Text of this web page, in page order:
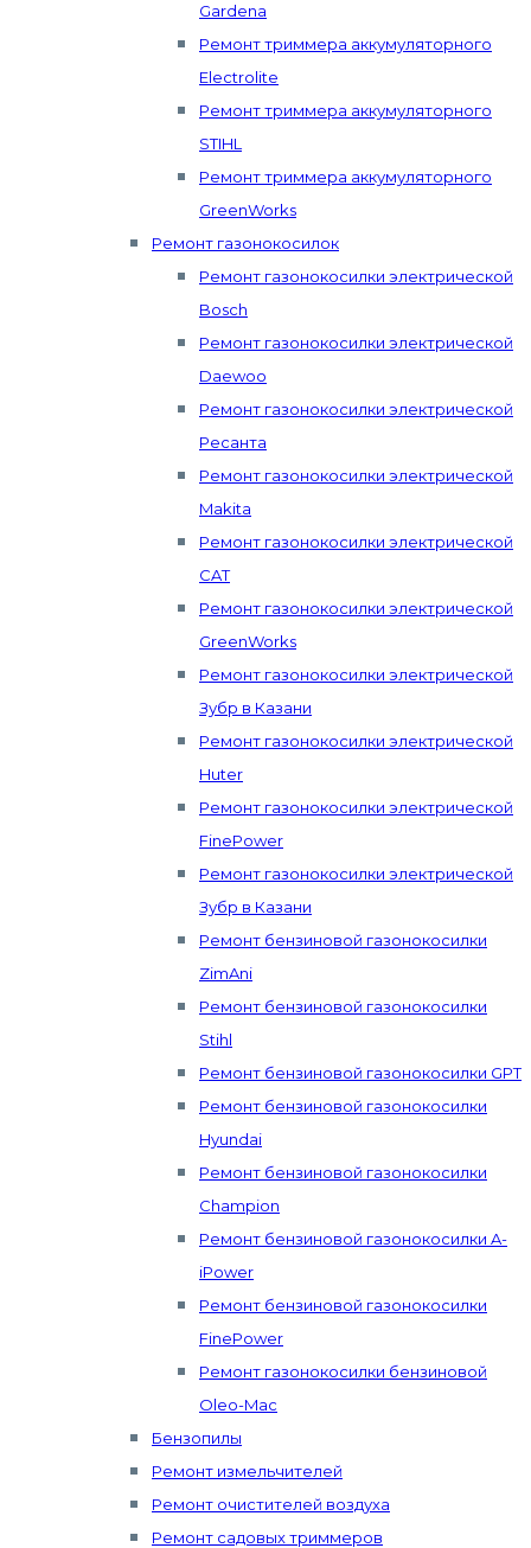
Gardena
Ремонт триммера аккумуляторного
Electrolite
Ремонт триммера аккумуляторного
STIHL
Ремонт триммера аккумуляторного
GreenWorks
Ремонт газонокосилок
Ремонт газонокосилки электрической
Bosch
Ремонт газонокосилки электрической
Daewoo
Ремонт газонокосилки электрической
Ресанта
Ремонт газонокосилки электрической
Makita
Ремонт газонокосилки электрической
CAT
Ремонт газонокосилки электрической
GreenWorks
Ремонт газонокосилки электрической
Зубр в Казани
Ремонт газонокосилки электрической
Huter
Ремонт газонокосилки электрической
FinePower
Ремонт газонокосилки электрической
Зубр в Казани
Ремонт бензиновой газонокосилки
ZimAni
Ремонт бензиновой газонокосилки
Stihl
Ремонт бензиновой газонокосилки GPT
Ремонт бензиновой газонокосилки
Hyundai
Ремонт бензиновой газонокосилки
Champion
Ремонт бензиновой газонокосилки A-
iPower
Ремонт бензиновой газонокосилки
FinePower
Ремонт газонокосилки бензиновой
Oleo-Mac
Бензопилы
Ремонт измельчителей
Ремонт очистителей воздуха
Ремонт садовых триммеров